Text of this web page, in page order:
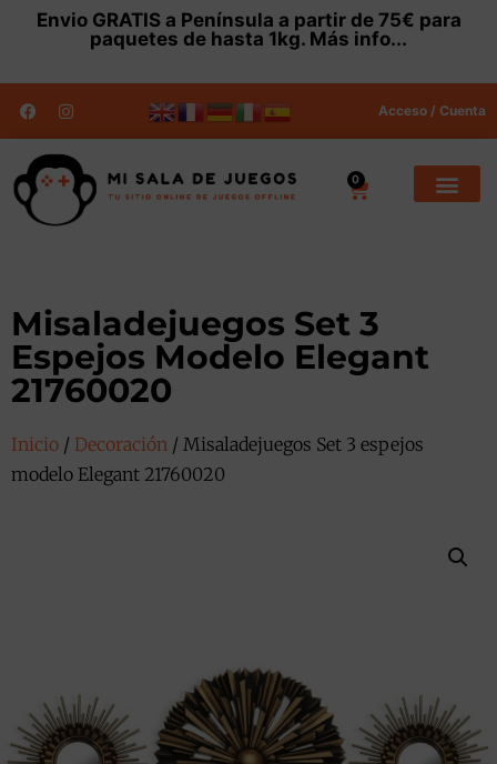
Envio GRATISa Península a partir de 75€ para
paquetes de hasta 1kg. Más info...
Acceso / Cuenta
0
Misaladejuegos Set 3
Espejos Modelo Elegant
21760020
Inicio / Decoración / Misaladejuegos Set 3 espejos
modelo Elegant 21760020